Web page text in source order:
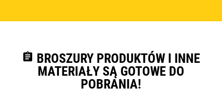
assignment BROSZURY PRODUKTÓW I INNE
MATERIAŁY SĄ GOTOWE DO
POBRANIA!